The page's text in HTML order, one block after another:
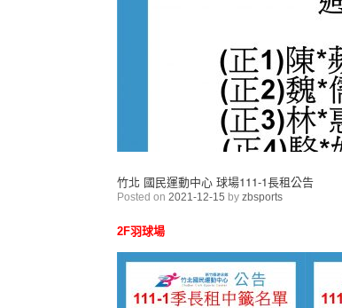
竹北 國民運動中心 球場111-1長租公告
Posted on 2021-12-15 by zbsports
2F羽球場